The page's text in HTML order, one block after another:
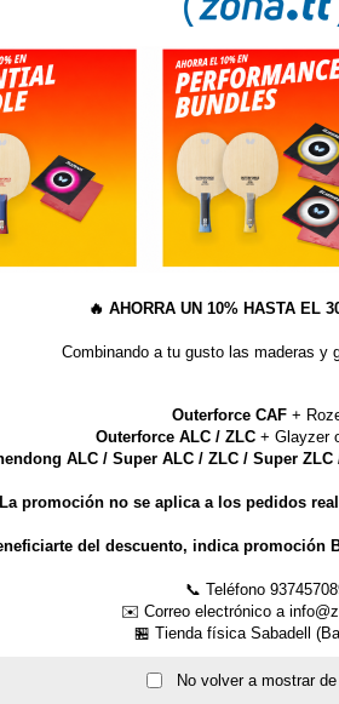
¿QUÉ LIMPIADOR DEBO
Gomes
goma. Capacidad de 200ml.
ARTÍCULOS QUE TE PUEDEN
DE MESAS JOOLA
🔥 AHORRA UN 10% HASTA EL
Combinando a tu gusto las maderas y
Outerforce CAF+
Outerforce ALC / ZLC + Glayzer
ALC / Super ALC / ZLC / Super ZLC
La promoción no se aplica a los pedidos
del descuento, indica promoción
📞 Teléfono
✉️ Correo electrónico a
🏪 Tienda física Sabadell
No volver a mostrar de